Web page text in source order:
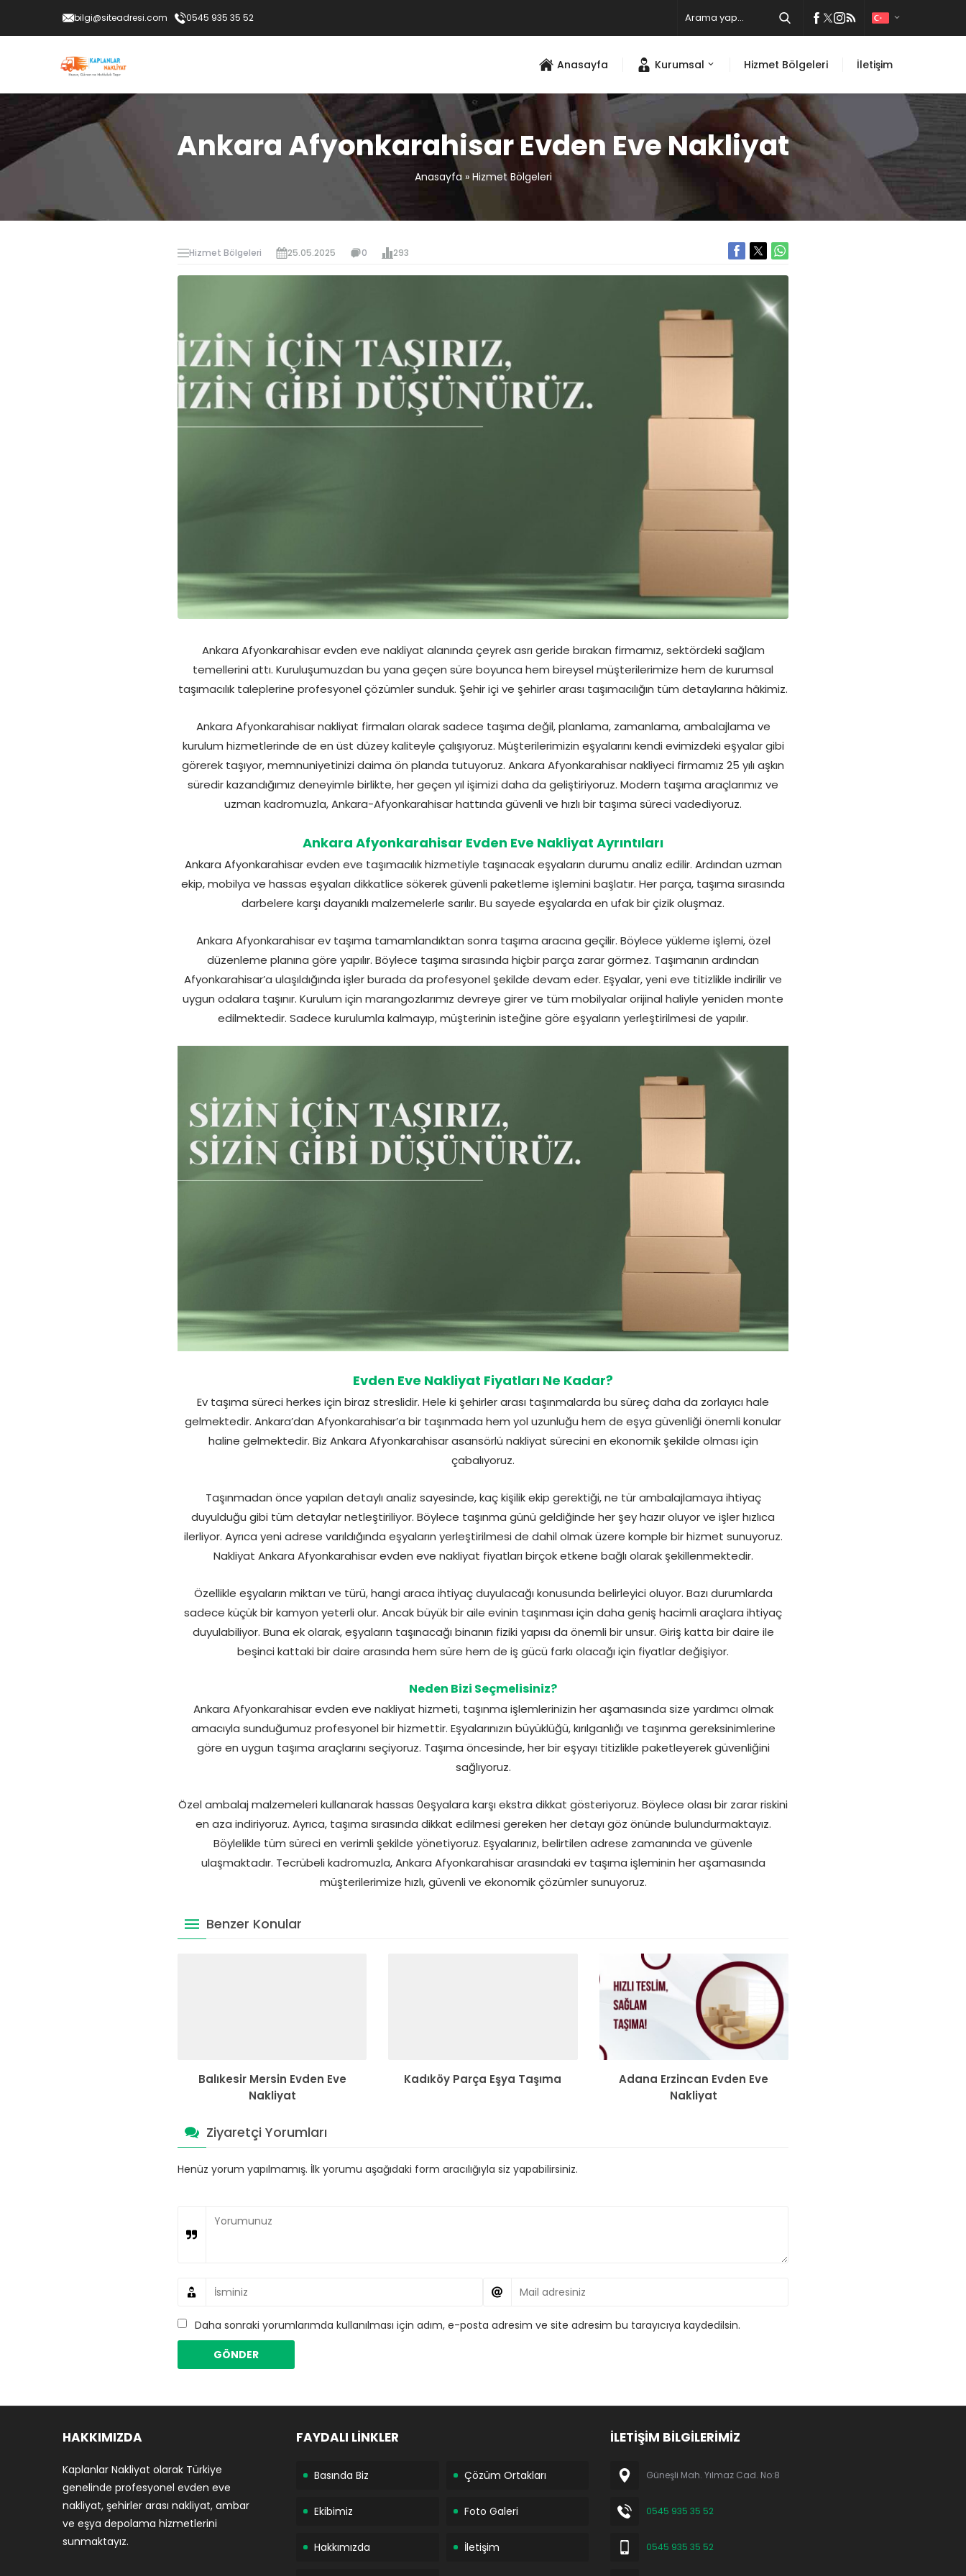
bilgi@siteadresi.com 0545 935 35 52
Anasayfa Kurumsal Hizmet Bölgeleri İletişim
Ankara Afyonkarahisar Evden Eve Nakliyat
Anasayfa» Hizmet Bölgeleri
Hizmet Bölgeleri 25.05.2025 0 293
Ankara Afyonkarahisar evden eve nakliyat alanında çeyrek asrı geride bırakan firmamız, sektördeki sağlam
temellerini attı. Kuruluşumuzdan bu yana geçen süre boyunca hem bireysel müşterilerimize hem de kurumsal
taşımacılık taleplerine profesyonel çözümler sunduk. Şehir içi ve şehirler arası taşımacılığın tüm detaylarına hâkimiz.
Ankara Afyonkarahisar nakliyat firmaları olarak sadece taşıma değil, planlama, zamanlama, ambalajlama ve
kurulum hizmetlerinde de en üst düzey kaliteyle çalışıyoruz. Müşterilerimizin eşyalarını kendi evimizdeki eşyalar gibi
görerek taşıyor, memnuniyetinizi daima ön planda tutuyoruz. Ankara Afyonkarahisar nakliyeci firmamız 25 yılı aşkın
süredir kazandığımız deneyimle birlikte, her geçen yıl işimizi daha da geliştiriyoruz. Modern taşıma araçlarımız ve
uzman kadromuzla, Ankara-Afyonkarahisar hattında güvenli ve hızlı bir taşıma süreci vadediyoruz.
Ankara Afyonkarahisar Evden Eve Nakliyat Ayrıntıları
Ankara Afyonkarahisar evden eve taşımacılık hizmetiyle taşınacak eşyaların durumu analiz edilir. Ardından uzman
ekip, mobilya ve hassas eşyaları dikkatlice sökerek güvenli paketleme işlemini başlatır. Her parça, taşıma sırasında
darbelere karşı dayanıklı malzemelerle sarılır. Bu sayede eşyalarda en ufak bir çizik oluşmaz.
Ankara Afyonkarahisar ev taşıma tamamlandıktan sonra taşıma aracına geçilir. Böylece yükleme işlemi, özel
düzenleme planına göre yapılır. Böylece taşıma sırasında hiçbir parça zarar görmez. Taşımanın ardından
Afyonkarahisar’a ulaşıldığında işler burada da profesyonel şekilde devam eder. Eşyalar, yeni eve titizlikle indirilir ve
uygun odalara taşınır. Kurulum için marangozlarımız devreye girer ve tüm mobilyalar orijinal haliyle yeniden monte
edilmektedir. Sadece kurulumla kalmayıp, müşterinin isteğine göre eşyaların yerleştirilmesi de yapılır.
Evden Eve Nakliyat Fiyatları Ne Kadar?
Ev taşıma süreci herkes için biraz streslidir. Hele ki şehirler arası taşınmalarda bu süreç daha da zorlayıcı hale
gelmektedir. Ankara’dan Afyonkarahisar’a bir taşınmada hem yol uzunluğu hem de eşya güvenliği önemli konular
haline gelmektedir. Biz Ankara Afyonkarahisar asansörlü nakliyat sürecini en ekonomik şekilde olması için
çabalıyoruz.
Taşınmadan önce yapılan detaylı analiz sayesinde, kaç kişilik ekip gerektiği, ne tür ambalajlamaya ihtiyaç
duyulduğu gibi tüm detaylar netleştiriliyor. Böylece taşınma günü geldiğinde her şey hazır oluyor ve işler hızlıca
ilerliyor. Ayrıca yeni adrese varıldığında eşyaların yerleştirilmesi de dahil olmak üzere komple bir hizmet sunuyoruz.
Nakliyat Ankara Afyonkarahisar evden eve nakliyat fiyatları birçok etkene bağlı olarak şekillenmektedir.
Özellikle eşyaların miktarı ve türü, hangi araca ihtiyaç duyulacağı konusunda belirleyici oluyor. Bazı durumlarda
sadece küçük bir kamyon yeterli olur. Ancak büyük bir aile evinin taşınması için daha geniş hacimli araçlara ihtiyaç
duyulabiliyor. Buna ek olarak, eşyaların taşınacağı binanın fiziki yapısı da önemli bir unsur. Giriş katta bir daire ile
beşinci kattaki bir daire arasında hem süre hem de iş gücü farkı olacağı için fiyatlar değişiyor.
Neden Bizi Seçmelisiniz?
Ankara Afyonkarahisar evden eve nakliyat hizmeti, taşınma işlemlerinizin her aşamasında size yardımcı olmak
amacıyla sunduğumuz profesyonel bir hizmettir. Eşyalarınızın büyüklüğü, kırılganlığı ve taşınma gereksinimlerine
göre en uygun taşıma araçlarını seçiyoruz. Taşıma öncesinde, her bir eşyayı titizlikle paketleyerek güvenliğini
sağlıyoruz.
Özel ambalaj malzemeleri kullanarak hassas 0eşyalara karşı ekstra dikkat gösteriyoruz. Böylece olası bir zarar riskini
en aza indiriyoruz. Ayrıca, taşıma sırasında dikkat edilmesi gereken her detayı göz önünde bulundurmaktayız.
Böylelikle tüm süreci en verimli şekilde yönetiyoruz. Eşyalarınız, belirtilen adrese zamanında ve güvenle
ulaşmaktadır. Tecrübeli kadromuzla, Ankara Afyonkarahisar arasındaki ev taşıma işleminin her aşamasında
müşterilerimize hızlı, güvenli ve ekonomik çözümler sunuyoruz.
Benzer Konular
Balıkesir Mersin Evden Eve
Nakliyat
Kadıköy Parça Eşya Taşıma
Adana Erzincan Evden Eve
Nakliyat
Ziyaretçi Yorumları
Henüz yorum yapılmamış. İlk yorumu aşağıdaki form aracılığıyla siz yapabilirsiniz.
Daha sonraki yorumlarımda kullanılması için adım, e-posta adresim ve site adresim bu tarayıcıya kaydedilsin.
HAKKIMIZDA
Kaplanlar Nakliyat olarak Türkiye
genelinde profesyonel evden eve
nakliyat, şehirler arası nakliyat, ambar
ve eşya depolama hizmetlerini
sunmaktayız.
FAYDALI LİNKLER
Basında Biz Çözüm Ortakları
Ekibimiz Foto Galeri
Hakkımızda İletişim
İLETİŞİM BİLGİLERİMİZ
Güneşli Mah. Yılmaz Cad. No:8
0545 935 35 52
0545 935 35 52